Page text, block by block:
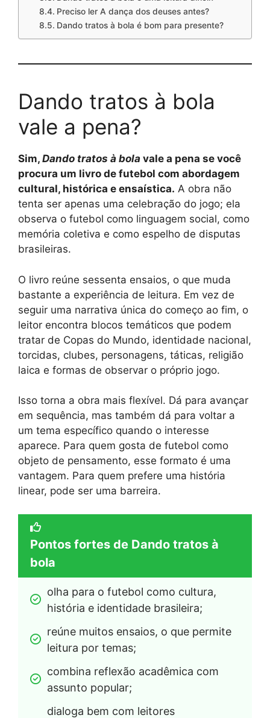
Preciso ler A dança dos deuses antes?
Dando tratos à bola é bom para presente?
Dando tratos à bola
vale a pena?
Sim, Dando tratos à bola vale a pena se você
procura um livro de futebol com abordagem
cultural, histórica e ensaística. A obra não
tenta ser apenas uma celebração do jogo; ela
observa o futebol como linguagem social, como
memória coletiva e como espelho de disputas
brasileiras.
O livro reúne sessenta ensaios, o que muda
bastante a experiência de leitura. Em vez de
seguir uma narrativa única do começo ao fim, o
leitor encontra blocos temáticos que podem
tratar de Copas do Mundo, identidade nacional,
torcidas, clubes, personagens, táticas, religião
laica e formas de observar o próprio jogo.
Isso torna a obra mais flexível. Dá para avançar
em sequência, mas também dá para voltar a
um tema específico quando o interesse
aparece. Para quem gosta de futebol como
objeto de pensamento, esse formato é uma
vantagem. Para quem prefere uma história
linear, pode ser uma barreira.
Pontos fortes de Dando tratos à
bola
olha para o futebol como cultura,
história e identidade brasileira;
reúne muitos ensaios, o que permite
leitura por temas;
combina reflexão acadêmica com
assunto popular;
dialoga bem com leitores